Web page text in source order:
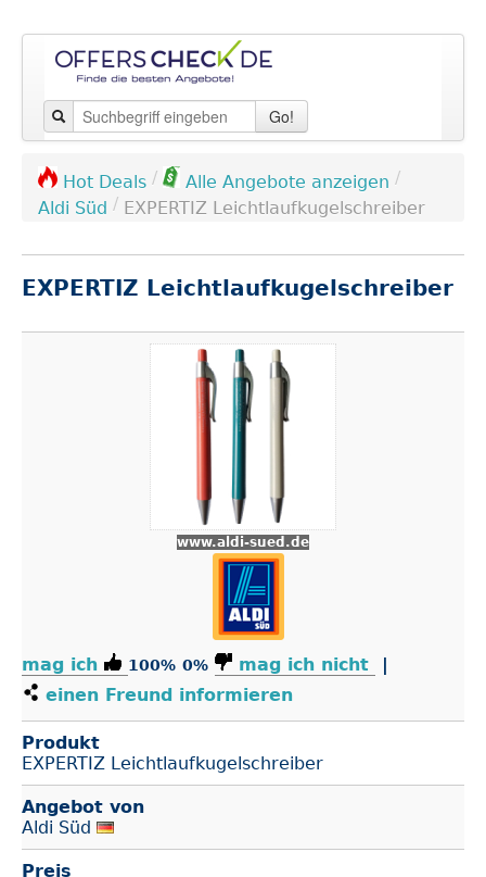
Go!
Hot Deals / Alle Angebote anzeigen /
Aldi Süd / EXPERTIZ Leichtlaufkugelschreiber
EXPERTIZ Leichtlaufkugelschreiber
www.aldi-sued.de
mag ich 100% 0% mag ich nicht
|
einen Freund informieren
Produkt
EXPERTIZ Leichtlaufkugelschreiber
Angebot von
Aldi Süd
Preis